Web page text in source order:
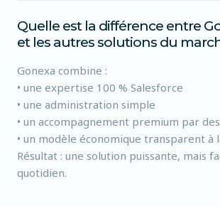
Quelle est la différence entre
et les autres solutions du
Gonexa combine :
• une expertise 100 % Salesforce
• une administration simple
• un accompagnement premium par
• un modèle économique transparent à
Résultat : une solution puissante, mais
quotidien.